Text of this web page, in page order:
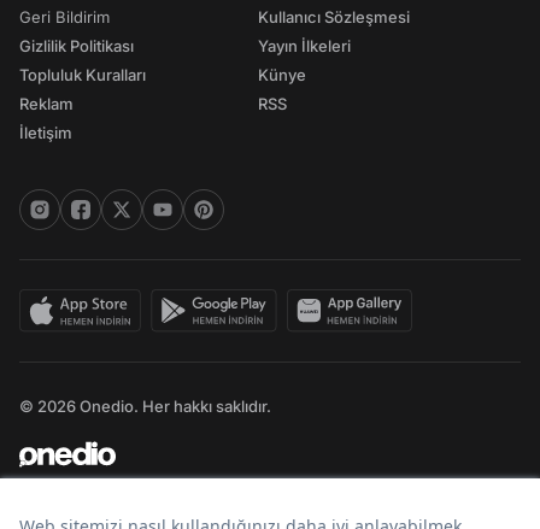
Geri Bildirim
Gizlilik Politikası
Topluluk Kuralları
Reklam
İletişim
Kullanıcı Sözleşmesi
Yayın İlkeleri
Künye
RSS
© 2026 Onedio. Her hakkı saklıdır.